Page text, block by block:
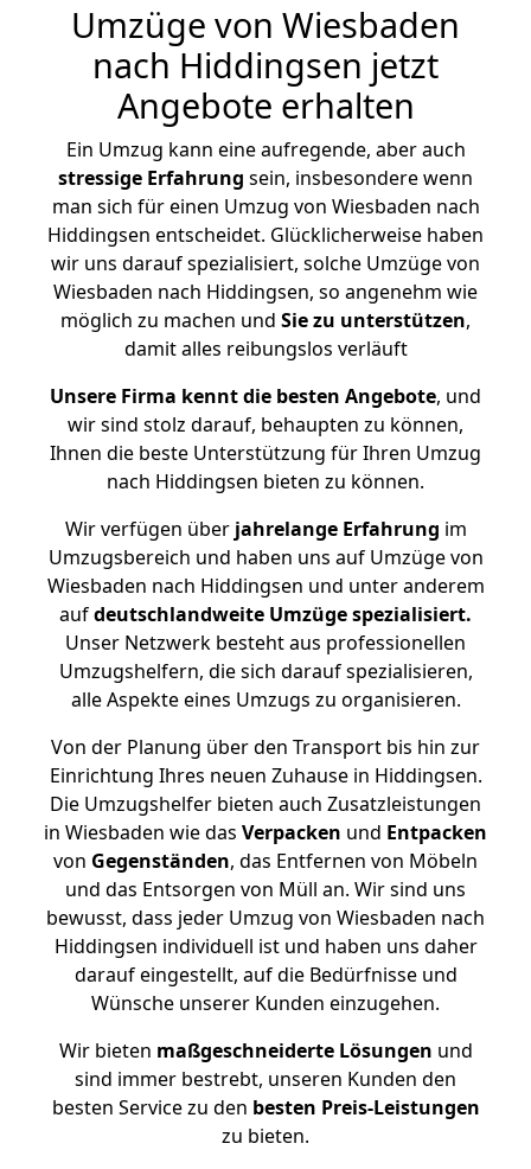
Umzüge von Wiesbaden
nach Hiddingsen jetzt
Angebote erhalten
Ein Umzug kann eine aufregende, aber auch
stressige Erfahrung sein, insbesondere wenn
man sich für einen Umzug von Wiesbaden nach
Hiddingsen entscheidet. Glücklicherweise haben
wir uns darauf spezialisiert, solche Umzüge von
Wiesbaden nach Hiddingsen, so angenehm wie
möglich zu machen und Sie zu unterstützen,
damit alles reibungslos verläuft
Unsere Firma kennt die besten Angebote, und
wir sind stolz darauf, behaupten zu können,
Ihnen die beste Unterstützung für Ihren Umzug
nach Hiddingsen bieten zu können.
Wir verfügen überjahrelange Erfahrung im
Umzugsbereich und haben uns auf Umzüge von
Wiesbaden nach Hiddingsen und unter anderem
aufdeutschlandweite Umzüge spezialisiert.
Unser Netzwerk besteht aus professionellen
Umzugshelfern, die sich darauf spezialisieren,
alle Aspekte eines Umzugs zu organisieren.
Von der Planung über den Transport bis hin zur
Einrichtung Ihres neuen Zuhause in Hiddingsen.
Die Umzugshelfer bieten auch Zusatzleistungen
in Wiesbaden wie das Verpacken und Entpacken
von Gegenständen, das Entfernen von Möbeln
und das Entsorgen von Müll an. Wir sind uns
bewusst, dass jeder Umzug von Wiesbaden nach
Hiddingsen individuell ist und haben uns daher
darauf eingestellt, auf die Bedürfnisse und
Wünsche unserer Kunden einzugehen.
Wir bieten maßgeschneiderte Lösungen und
sind immer bestrebt, unseren Kunden den
besten Service zu den besten Preis-Leistungen
zu bieten.